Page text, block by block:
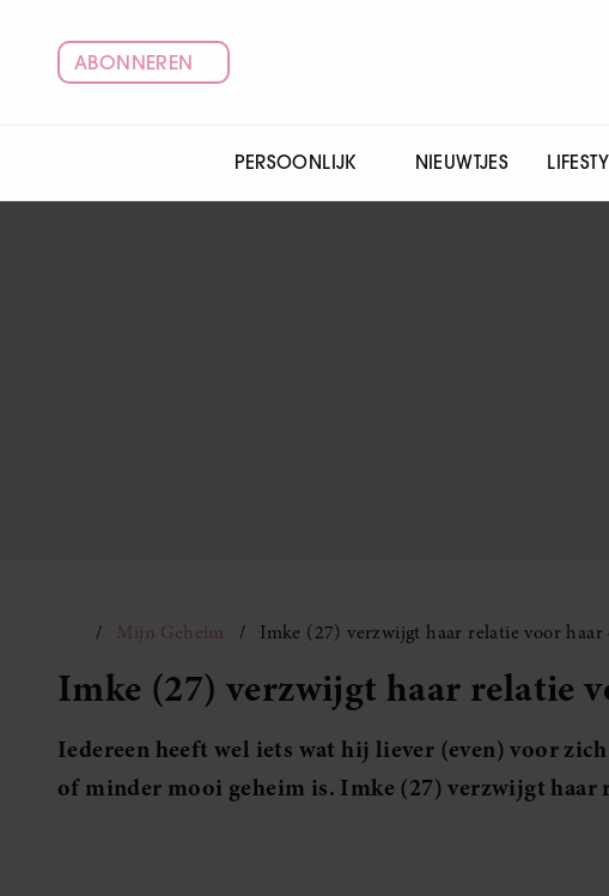
ABONNEREN
PERSOONLIJK NIEUWTJES
Mijn Geheim Imke (27) verzwijgt haar relatie voor haar
Imke (27) verzwijgt haar relatie
Iedereen heeft wel iets wat hij liever (even) voor
of minder mooi geheim is. Imke (27) verzwijgt haar